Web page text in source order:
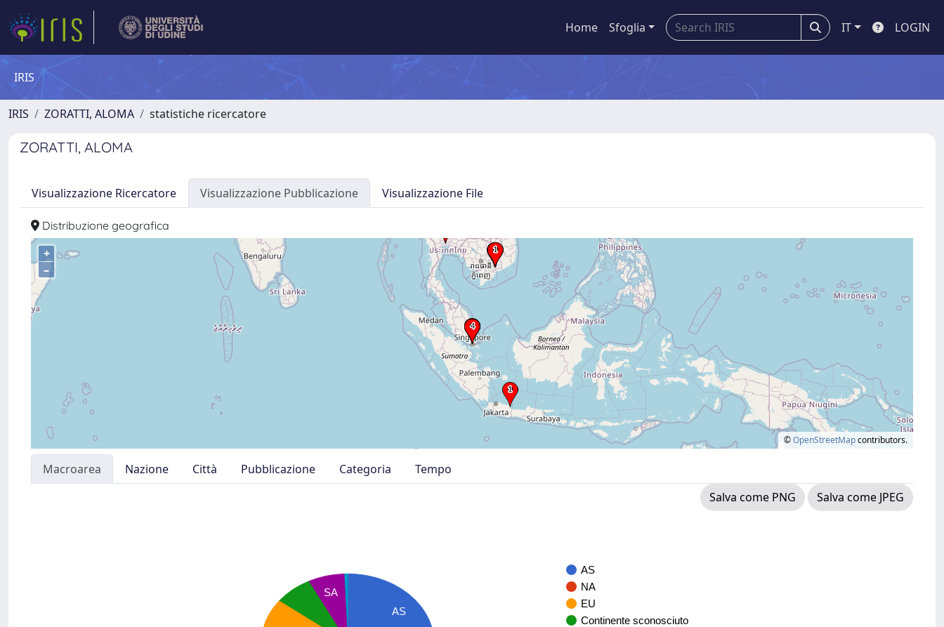
Home Sfoglia IT LOGIN
IRIS
IRIS ZORATTI, ALOMA statistiche ricercatore
ZORATTI, ALOMA
Visualizzazione Ricercatore Visualizzazione Pubblicazione Visualizzazione File
Distribuzione geografica
+
–
©OpenStreetMapcontributors.
Macroarea Nazione Città Pubblicazione Categoria
Tempo
Salva come PNG
Salva come JPEG
AS
NA
EU
Continente sconosciuto
AS
SA